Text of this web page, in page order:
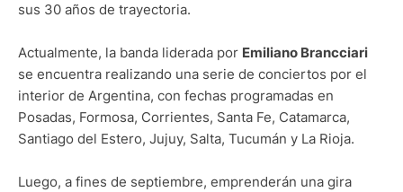
sus 30 años de trayectoria.
Actualmente, la banda liderada por Emiliano Brancciari
se encuentra realizando una serie de conciertos por el
interior de Argentina, con fechas programadas en
Posadas, Formosa, Corrientes, Santa Fe, Catamarca,
Santiago del Estero, Jujuy, Salta, Tucumán y La Rioja.
Luego, a fines de septiembre, emprenderán una gira